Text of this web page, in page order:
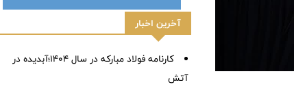
آخرین اخبار
کارنامه فولاد مبارکه در سال ۱۴۰۴؛آبدیده در
آتش